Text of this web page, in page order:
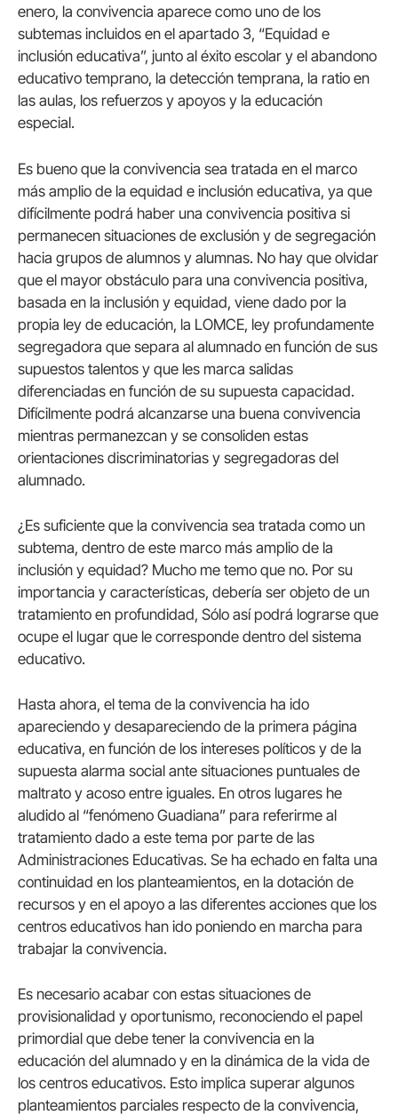
enero, la convivencia aparece como uno de los
subtemas incluidos en el apartado 3, “Equidad e
inclusión educativa”, junto al éxito escolar y el abandono
educativo temprano, la detección temprana, la ratio en
las aulas, los refuerzos y apoyos y la educación
especial.
Es bueno que la convivencia sea tratada en el marco
más amplio de la equidad e inclusión educativa, ya que
difícilmente podrá haber una convivencia positiva si
permanecen situaciones de exclusión y de segregación
hacia grupos de alumnos y alumnas. No hay que olvidar
que el mayor obstáculo para una convivencia positiva,
basada en la inclusión y equidad, viene dado por la
propia ley de educación, la LOMCE, ley profundamente
segregadora que separa al alumnado en función de sus
supuestos talentos y que les marca salidas
diferenciadas en función de su supuesta capacidad.
Difícilmente podrá alcanzarse una buena convivencia
mientras permanezcan y se consoliden estas
orientaciones discriminatorias y segregadoras del
alumnado.
¿Es suficiente que la convivencia sea tratada como un
subtema, dentro de este marco más amplio de la
inclusión y equidad? Mucho me temo que no. Por su
importancia y características, debería ser objeto de un
tratamiento en profundidad, Sólo así podrá lograrse que
ocupe el lugar que le corresponde dentro del sistema
educativo.
Hasta ahora, el tema de la convivencia ha ido
apareciendo y desapareciendo de la primera página
educativa, en función de los intereses políticos y de la
supuesta alarma social ante situaciones puntuales de
maltrato y acoso entre iguales. En otros lugares he
aludido al “fenómeno Guadiana” para referirme al
tratamiento dado a este tema por parte de las
Administraciones Educativas. Se ha echado en falta una
continuidad en los planteamientos, en la dotación de
recursos y en el apoyo a las diferentes acciones que los
centros educativos han ido poniendo en marcha para
trabajar la convivencia.
Es necesario acabar con estas situaciones de
provisionalidad y oportunismo, reconociendo el papel
primordial que debe tener la convivencia en la
educación del alumnado y en la dinámica de la vida de
los centros educativos. Esto implica superar algunos
planteamientos parciales respecto de la convivencia,